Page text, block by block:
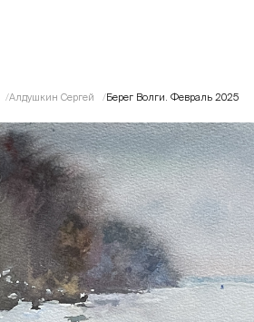
Алдушкин Сергей Берег Волги. Февраль 2025